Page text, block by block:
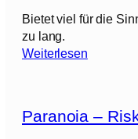
2
]
Bietet viel für die
zu lang.
Weiterlesen:
A
Paranoia –